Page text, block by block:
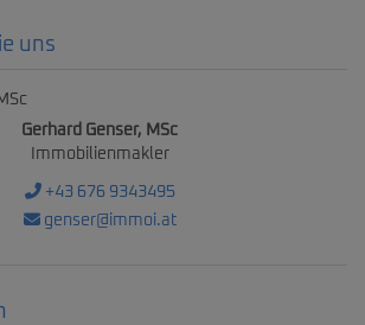
uns
Gerhard Genser, MSc
Immobilienmakler
+43 676 9343495
genser@immoi.at